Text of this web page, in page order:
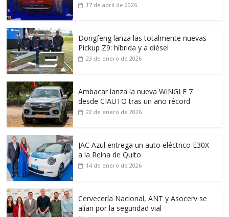
17 de abril de 2026
Dongfeng lanza las totalmente nuevas
Pickup Z9: híbrida y a diésel
23 de enero de 2026
Ambacar lanza la nueva WINGLE 7
desde CIAUTO tras un año récord
22 de enero de 2026
JAC Azul entrega un auto eléctrico E30X
a la Reina de Quito
14 de enero de 2026
Cervecería Nacional, ANT y Asocerv se
alían por la seguridad vial